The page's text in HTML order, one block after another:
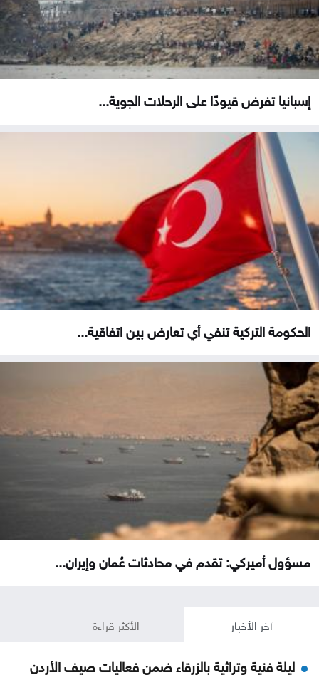
إسبانيا تفرض قيودًا على الرحلات الجوية...
الحكومة التركية تنفي أي تعارض بين اتفاقية...
مسؤول أميركي: تقدم في محادثات عُمان وإيران...
آخر الأخبار الأكثر قراءة
ليلة فنية وتراثية بالزرقاء ضمن فعاليات صيف الأردن